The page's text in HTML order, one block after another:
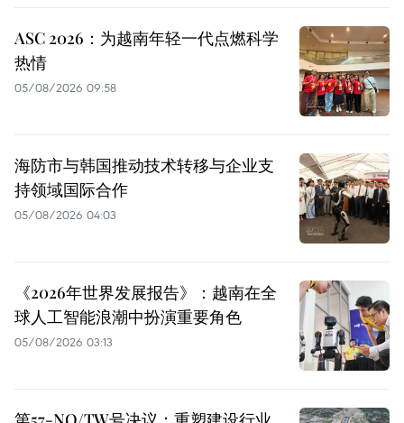
ASC 2026：为越南年轻一代点燃科学
热情
05/08/2026 09:58
海防市与韩国推动技术转移与企业支
持领域国际合作
05/08/2026 04:03
《2026年世界发展报告》：越南在全
球人工智能浪潮中扮演重要角色
05/08/2026 03:13